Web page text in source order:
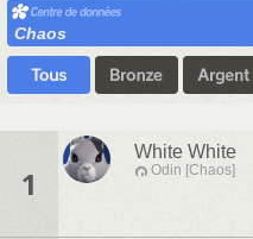
Chaos
1
White White
Odin [Chaos]